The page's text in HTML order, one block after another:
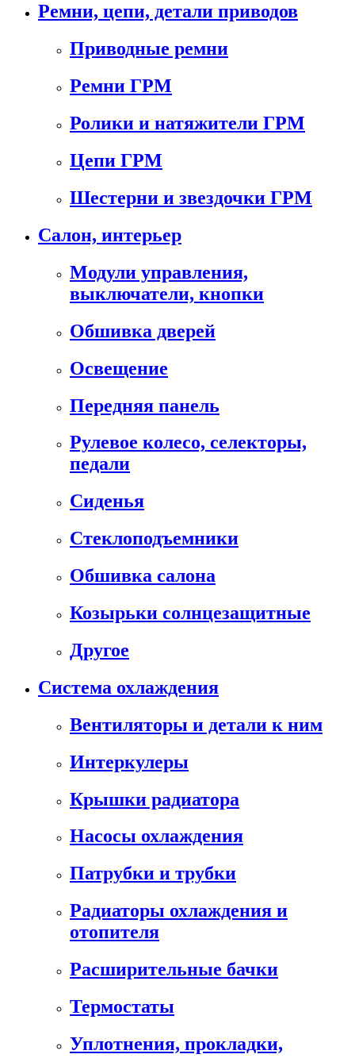
Ремни, цепи, детали приводов
Приводные ремни
Ремни ГРМ
Ролики и натяжители ГРМ
Цепи ГРМ
Шестерни и звездочки ГРМ
Салон, интерьер
Модули управления,
выключатели, кнопки
Обшивка дверей
Освещение
Передняя панель
Рулевое колесо, селекторы,
педали
Сиденья
Стеклоподъемники
Обшивка салона
Козырьки солнцезащитные
Другое
Система охлаждения
Вентиляторы и детали к ним
Интеркулеры
Крышки радиатора
Насосы охлаждения
Патрубки и трубки
Радиаторы охлаждения и
отопителя
Расширительные бачки
Термостаты
Уплотнения, прокладки,